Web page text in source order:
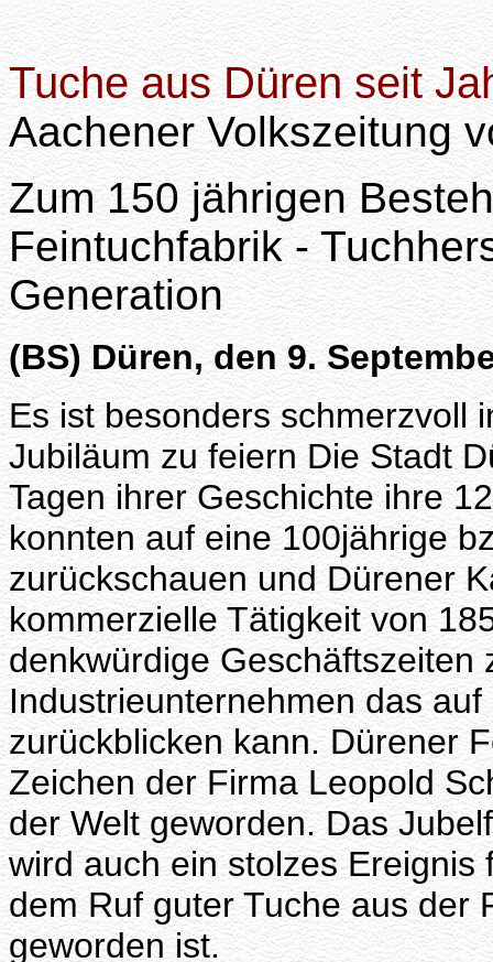
Tuche aus Düren seit
Aachener Volkszeitung
Zum 150 jährigen
Feintuchfabrik -
Generation
(BS) Düren, den 9.
Es ist besonders schmerzvoll
Jubiläum zu feiern Die Stadt
Tagen ihrer Geschichte ihre
konnten auf eine 100jährige
zurückschauen und Dürener
kommerzielle Tätigkeit von
denkwürdige
Industrieunternehmen das
zurückblicken kann. Dürener
Zeichen der Firma Leopold
der Welt geworden. Das
wird auch ein stolzes
dem Ruf guter Tuche aus der
geworden ist.